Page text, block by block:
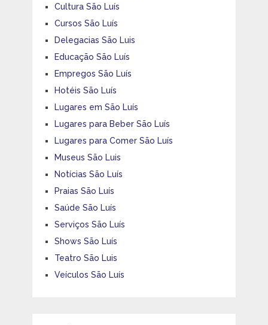
Cultura São Luís
Cursos São Luís
Delegacias São Luis
Educação São Luís
Empregos São Luís
Hotéis São Luís
Lugares em São Luís
Lugares para Beber São Luís
Lugares para Comer São Luís
Museus São Luis
Notícias São Luís
Praias São Luís
Saúde São Luís
Serviços São Luís
Shows São Luís
Teatro São Luis
Veículos São Luís